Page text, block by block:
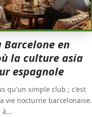
Barcelone en
la culture asia
espagnole
qu'un simple club ; c'est
vie nocturne barcelonaise.
à…